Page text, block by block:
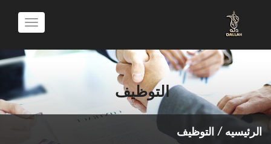
Toggle
التوظيف
الرئيسيه/ التوظيف